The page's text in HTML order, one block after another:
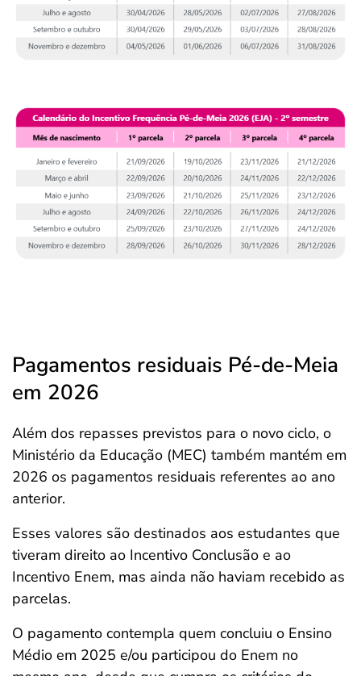
Pagamentos residuais Pé-de-Meia
em 2026
Além dos repasses previstos para o novo ciclo, o
Ministério da Educação (MEC) também mantém em
2026 os pagamentos residuais referentes ao ano
anterior.
Esses valores são destinados aos estudantes que
tiveram direito ao Incentivo Conclusão e ao
Incentivo Enem, mas ainda não haviam recebido as
parcelas.
O pagamento contempla quem concluiu o Ensino
Médio em 2025 e/ou participou do Enem no